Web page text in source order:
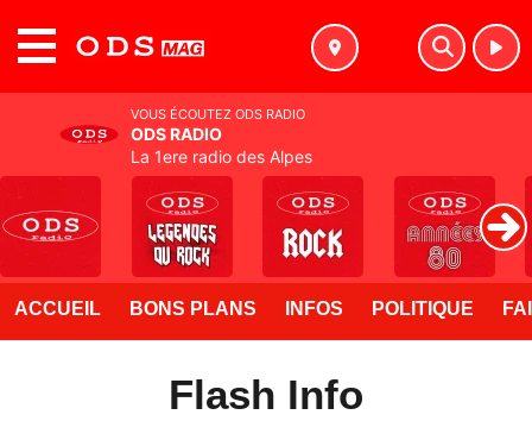
ACCUEIL BONS PLANS INFOS POLITIQUE
Flash Info
VOUS ÉCOUTEZ ODS RADIO
ODS RADIO
La 1ere radio des Alpes